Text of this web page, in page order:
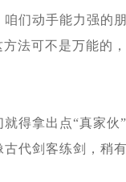
动手能力强的朋
法可不是万能的
拿出点“真家伙”
代剑客练剑，稍